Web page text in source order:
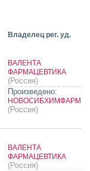
Владелец рег. уд.
ВАЛЕНТА
ФАРМАЦЕВТИКА
(Россия)
Произведено:
НОВОСИБХИМФАРМ
(Россия)
ВАЛЕНТА
ФАРМАЦЕВТИКА
(Россия)